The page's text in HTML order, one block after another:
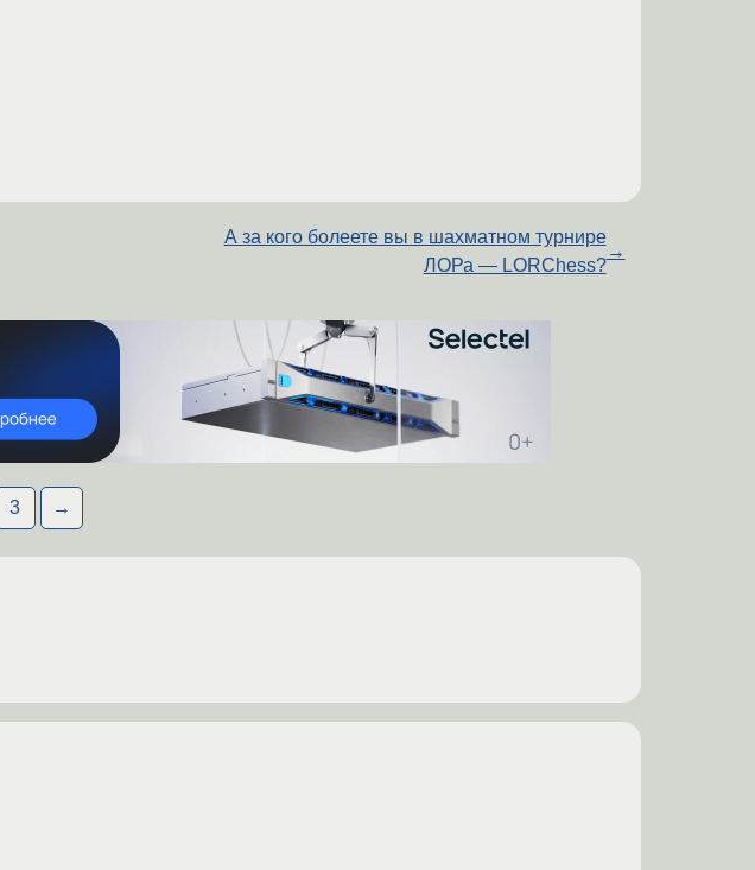
А за кого болеете вы в шахматном турнире
ЛОРа — LORChess?
→
3 →